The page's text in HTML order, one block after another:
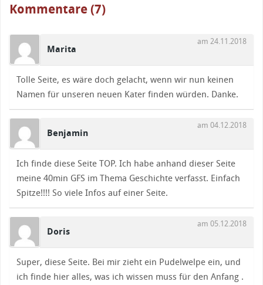
Kommentare (7)
Marita
am 24.11.2018
Tolle Seite, es wäre doch gelacht, wenn wir nun keinen
Namen für unseren neuen Kater finden würden. Danke.
Benjamin
am 04.12.2018
Ich finde diese Seite TOP. Ich habe anhand dieser Seite
meine 40min GFS im Thema Geschichte verfasst. Einfach
Spitze!!!! So viele Infos auf einer Seite.
Doris
am 05.12.2018
Super, diese Seite. Bei mir zieht ein Pudelwelpe ein, und
ich finde hier alles, was ich wissen muss für den Anfang .